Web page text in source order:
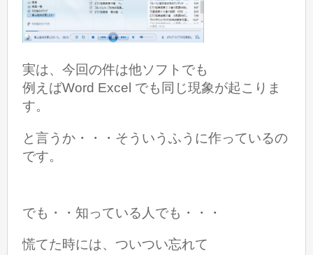
実は、今回の件は他ソフトでも
例えばWord Excel でも同じ現象が起こりま
す。
と言うか・・・そういうふうに作っているの
です。
でも・・知っている人でも・・・
慌てた時には、ついつい忘れて